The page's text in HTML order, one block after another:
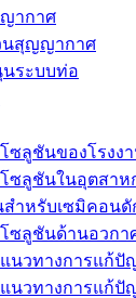
ากาศ
นสุญญากาศ
ระบบท่อ
ซลูชันของโรงง
ซลูชันในอุตสาห
ำหรับเซมิคอนดั
ซลูชันด้านอวกา
นวทางการแก้ปั
นวทางการแก้